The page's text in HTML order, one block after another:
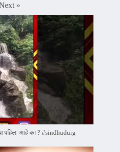
»
पहिला आहे का ? #sindhudurg